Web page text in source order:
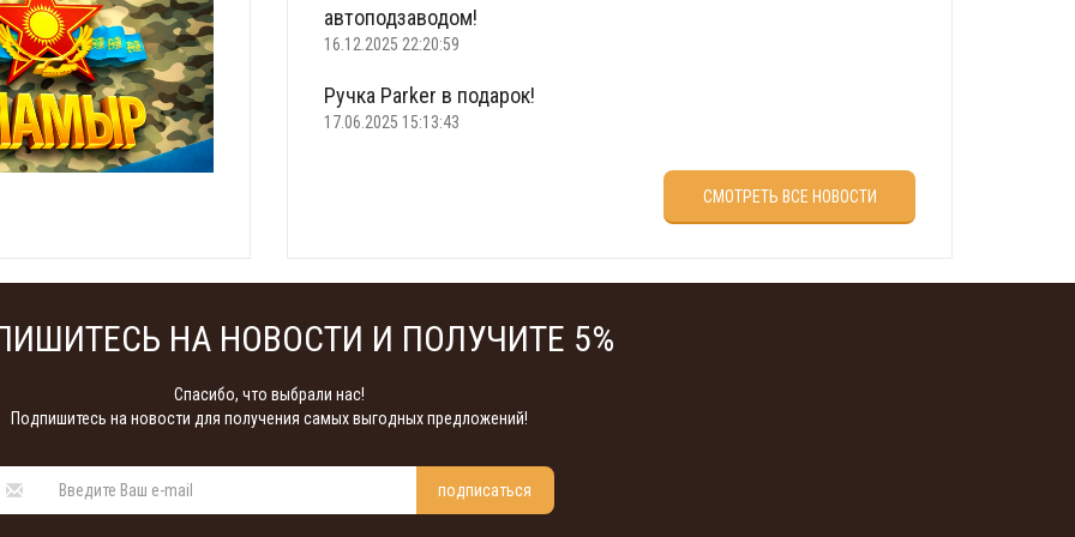
автоподзаводом!
16.12.2025 22:20:59
Ручка Parker в подарок!
17.06.2025 15:13:43
СМОТРЕТЬ ВСЕ НОВОСТИ
НА НОВОСТИ И ПОЛУЧИТЕ 5%
Спасибо, что выбрали нас!
Подпишитесь на новости для получения самых выгодных предложений!
подписаться